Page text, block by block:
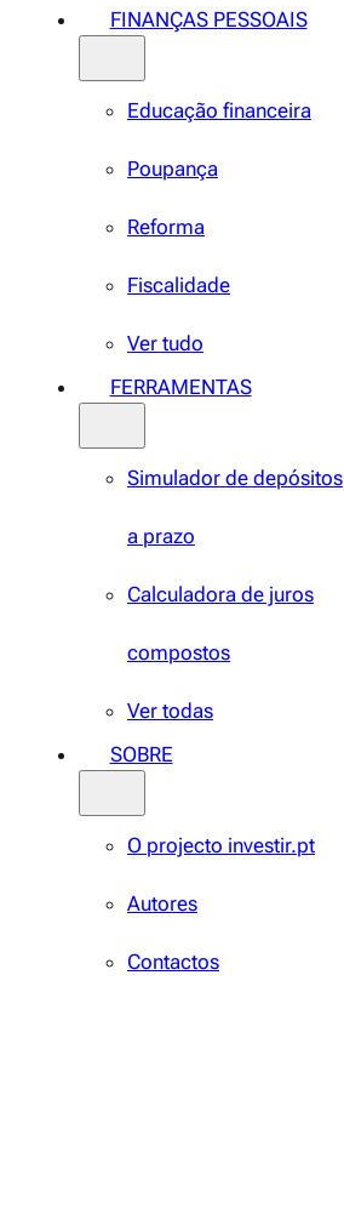
FINANÇAS PESSOAIS
Educação financeira
Poupança
Reforma
Fiscalidade
Ver tudo
FERRAMENTAS
Simulador de depósitos
a prazo
Calculadora de juros
compostos
Ver todas
SOBRE
O projecto investir.pt
Autores
Contactos